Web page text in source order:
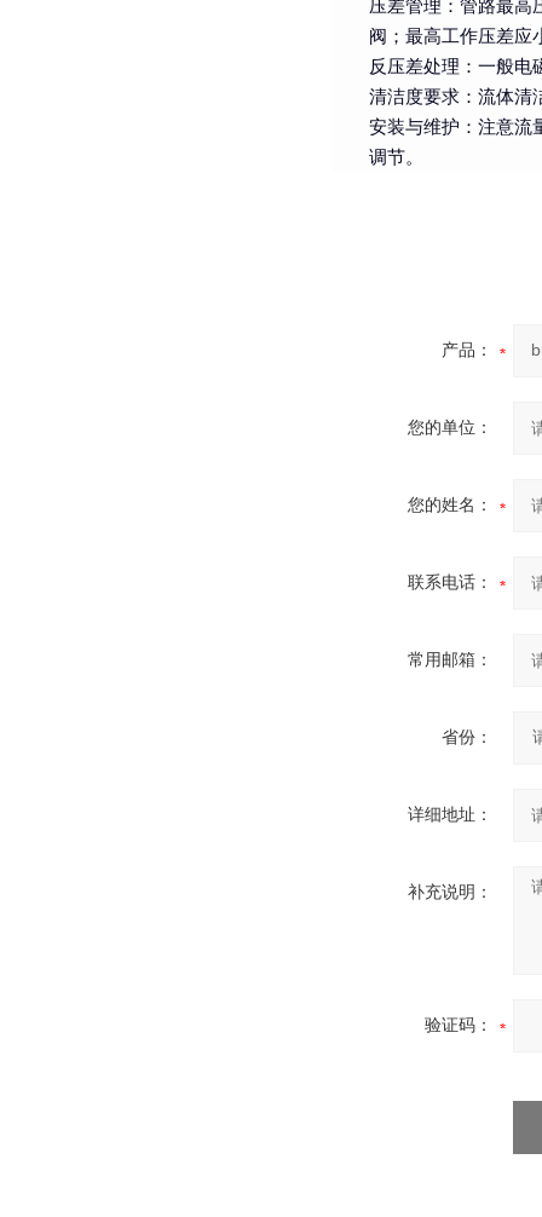
压差管理：管路最高
阀；最高工作压差应
反压差处理：一般电
清洁度要求：流体清
安装与维护：注意流
调节。
产品：
您的单位：
您的姓名：
联系电话：
常用邮箱：
省份：
详细地址：
补充说明：
验证码：